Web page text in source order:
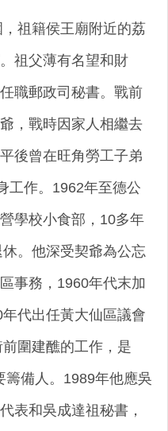
祖籍侯王廟附近的荔
祖父薄有名望和財
職郵政司秘書。戰前
，戰時因家人相繼去
後曾在旺角勞工子弟
工作。1962年至德公
學校小食部，10多年
。他深受契爺為公忘
事務，1960年代末加
代出任黃大仙區議會
圍建醮的工作，是
備人。1989年他應吳
表和吳成達祖秘書，